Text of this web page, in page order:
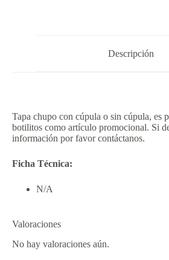
Descripción
Tapa chupo con cúpula o sin cúpula, es
botilitos como artículo promocional. Si
información por favor contáctanos.
Ficha Técnica:
N/A
Valoraciones
No hay valoraciones aún.